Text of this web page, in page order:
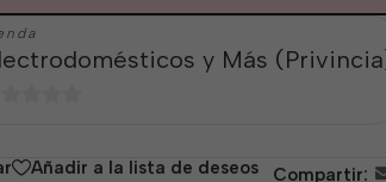
y Más
Añadir a la lista de deseos Compartir: